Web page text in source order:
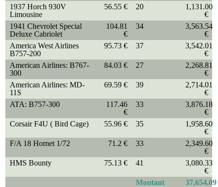
1937 Horch 930V
Limousine
56.55 € 20
1,131.00
€
1941 Chevrolet Special
Deluxe Cabriolet
104.81
€
34
3,563.54
€
America West Airlines
B757-200
95.73 € 37
3,542.01
€
American Airlines: B767-
300
84.03 € 27
2,268.81
€
American Airlines: MD-
11S
69.59 € 39
2,714.01
€
ATA: B757-300
117.46
€
33
3,876.18
€
Corsair F4U ( Bird Cage)
55.96 € 35
1,958.60
€
F/A 18 Hornet 1/72
71.2 € 33
2,349.60
€
HMS Bounty
75.13 € 41
3,080.33
€
Montant
37,654.09